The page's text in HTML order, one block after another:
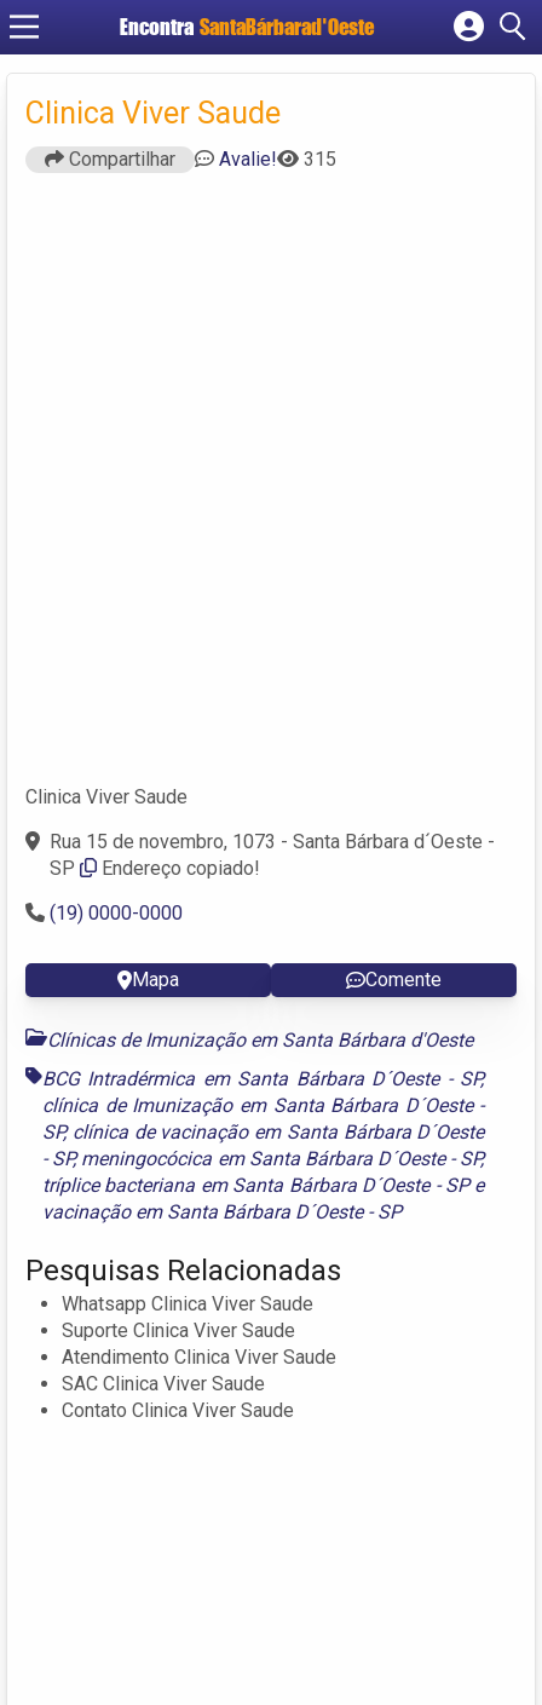
Encontra SantaBárbarad'Oeste
Cadastrar empresa
Criar conta
Clinica Viver Saude
Compartilhar Avalie! 315
Clinica Viver Saude
Rua 15 de novembro, 1073 - Santa Bárbara d´Oeste -
SP
Endereço copiado!
(19) 0000-0000
Mapa Comente
Clínicas de Imunização em Santa Bárbara d'Oeste
BCG Intradérmica em Santa Bárbara D´Oeste - SP,
clínica de Imunização em Santa Bárbara D´Oeste -
SP, clínica de vacinação em Santa Bárbara D´Oeste
- SP,meningocócica em Santa Bárbara D´Oeste - SP,
tríplice bacteriana em Santa Bárbara D´Oeste - SPe
vacinação em Santa Bárbara D´Oeste - SP
Pesquisas Relacionadas
Whatsapp Clinica Viver Saude
Suporte Clinica Viver Saude
Atendimento Clinica Viver Saude
SAC Clinica Viver Saude
Contato Clinica Viver Saude